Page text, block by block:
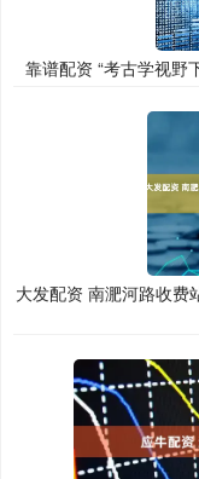
靠谱配资 “考古学视野
大发配资 南淝河路收费